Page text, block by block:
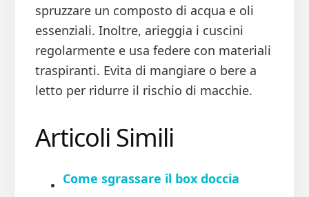
spruzzare un composto di acqua e oli
essenziali. Inoltre, arieggia i cuscini
regolarmente e usa federe con materiali
traspiranti. Evita di mangiare o bere a
letto per ridurre il rischio di macchie.
Articoli Simili
Come sgrassare il box doccia​